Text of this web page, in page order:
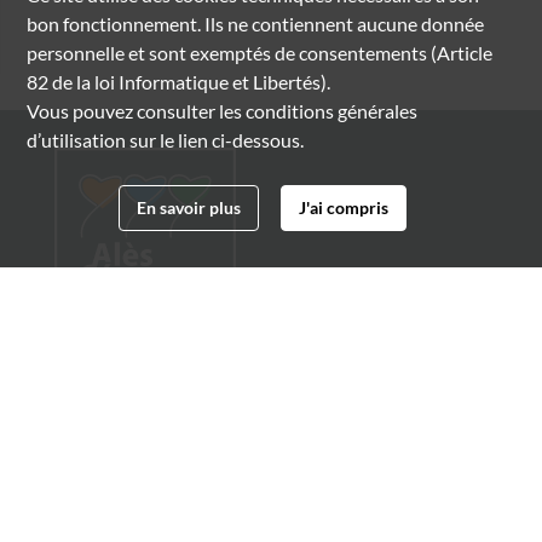
bon fonctionnement. Ils ne contiennent aucune donnée
personnelle et sont exemptés de consentements (Article
82 de la loi Informatique et Libertés).
Vous pouvez consulter les conditions générales
d’utilisation sur le lien ci-dessous.
En savoir plus J'ai compris